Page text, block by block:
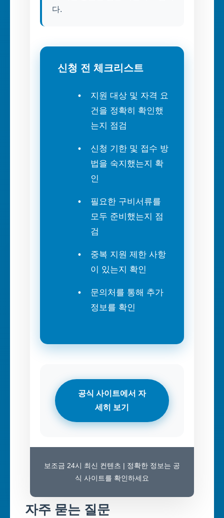
다.
신청 전 체크리스트
지원 대상 및 자격 요
건을 정확히 확인했
는지 점검
신청 기한 및 접수 방
법을 숙지했는지 확
인
필요한 구비서류를
모두 준비했는지 점
검
중복 지원 제한 사항
이 있는지 확인
문의처를 통해 추가
정보를 확인
공식 사이트에서 자
세히 보기
보조금 24시 최신 컨텐츠 | 정확한 정보는 공
식 사이트를 확인하세요
자주 묻는 질문